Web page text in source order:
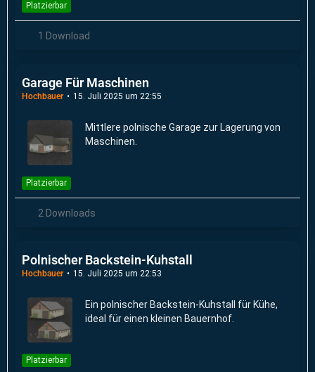
Platzierbar
1 Download
Garage Für Maschinen
Hochbauer 15. Juli 2025 um 22:55
Mittlere polnische Garage zur Lagerung von
Maschinen.
Platzierbar
2 Downloads
Polnischer Backstein-Kuhstall
Hochbauer 15. Juli 2025 um 22:53
Ein polnischer Backstein-Kuhstall für Kühe,
ideal für einen kleinen Bauernhof.
Platzierbar